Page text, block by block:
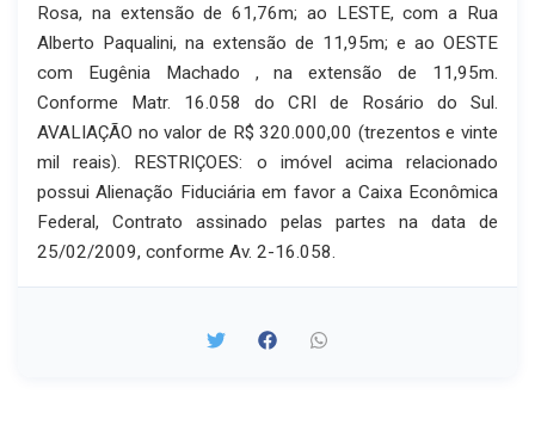
Rosa, na extensão de 61,76m; ao LESTE, com a Rua
Alberto Paqualini, na extensão de 11,95m; e ao OESTE
com Eugênia Machado , na extensão de 11,95m.
Conforme Matr. 16.058 do CRI de Rosário do Sul.
AVALIAÇÃO no valor de R$ 320.000,00 (trezentos e vinte
mil reais). RESTRIÇOES: o imóvel acima relacionado
possui Alienação Fiduciária em favor a Caixa Econômica
Federal, Contrato assinado pelas partes na data de
25/02/2009, conforme Av. 2-16.058.